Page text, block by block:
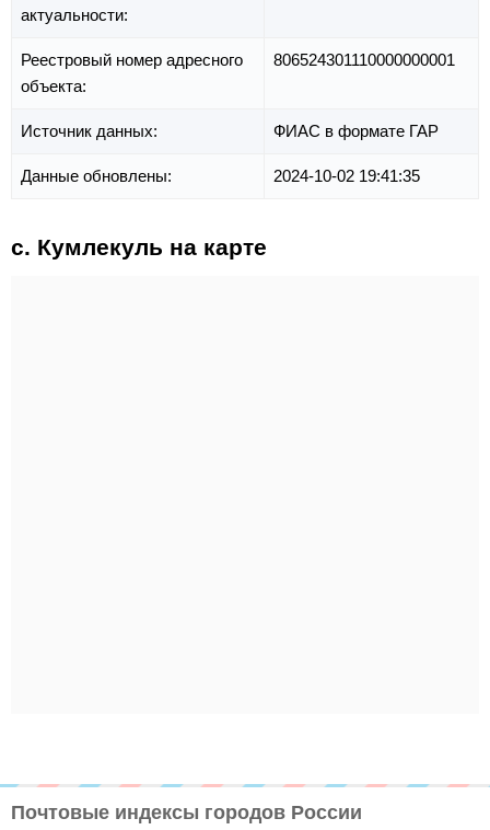
актуальности:
Реестровый номер адресного
объекта:
806524301110000000001
Источник данных: ФИАС в формате ГАР
Данные обновлены: 2024-10-02 19:41:35
с. Кумлекуль на карте
Почтовые индексы городов России